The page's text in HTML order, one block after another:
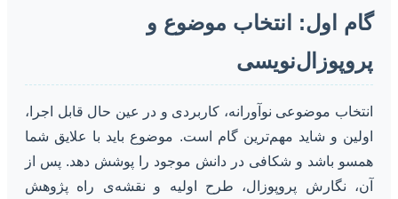
گام اول: انتخاب موضوع و
پروپوزال‌نویسی
انتخاب موضوعی نوآورانه، کاربردی و در عین حال قابل اجرا،
اولین و شاید مهم‌ترین گام است. موضوع باید با علایق شما
همسو باشد و شکافی در دانش موجود را پوشش دهد. پس از
آن، نگارش پروپوزال، طرح اولیه و نقشه‌ی راه پژوهش